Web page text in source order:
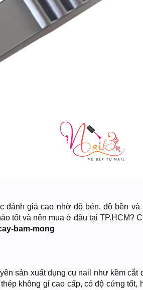
đánh giá cao nhờ độ bén, độ bền và
tốt và nên mua ở đâu tại TP.HCM?
bam-mong
sản xuất dụng cụ nail như kềm cắt
không gỉ cao cấp, có độ cứng tốt,